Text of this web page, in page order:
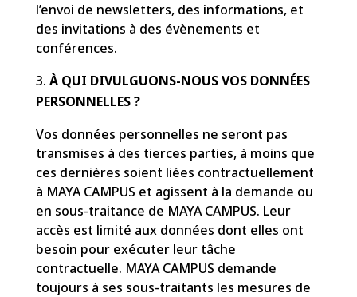
l’envoi de newsletters, des informations, et
des invitations à des évènements et
conférences.
À QUI DIVULGUONS-NOUS VOS DONNÉES
PERSONNELLES ?
Vos données personnelles ne seront pas
transmises à des tierces parties, à moins que
ces dernières soient liées contractuellement
à MAYA CAMPUS et agissent à la demande ou
en sous-traitance de MAYA CAMPUS. Leur
accès est limité aux données dont elles ont
besoin pour exécuter leur tâche
contractuelle. MAYA CAMPUS demande
toujours à ses sous-traitants les mesures de